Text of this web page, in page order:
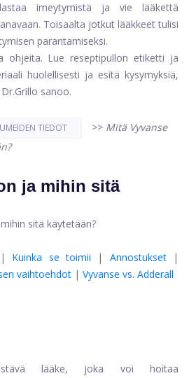
imeytymistä ja vie lääkettä
Toisaalta jotkut lääkkeet tulisi
parantamiseksi.
ohjeita. Lue reseptipullon etiketti ja
huolellisesti ja esitä kysymyksiä,
sanoo.
TIEDOT >> Mitä Vyvanse
ja mihin sitä
Kuinka se toimii | Annostukset|
vaihtoehdot | Vyvanse vs. Adderall
lääke, joka voi hoitaa